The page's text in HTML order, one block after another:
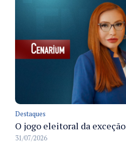
Destaques
O jogo eleitoral da exceção
31/07/2026